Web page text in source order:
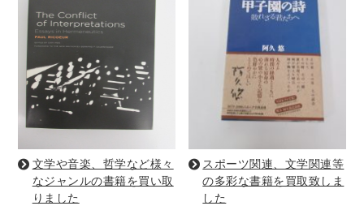
CD・DVD・Blu-ray
CD・DVD
洋書
英語洋書
文学や音楽、哲学など様々
なジャンルの書籍を買い取
りました
スポーツ関連、文学関連等
の多彩な書籍を買取致しま
した